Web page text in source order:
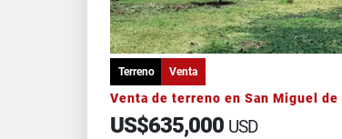
Terreno Venta
US$635,000 USD